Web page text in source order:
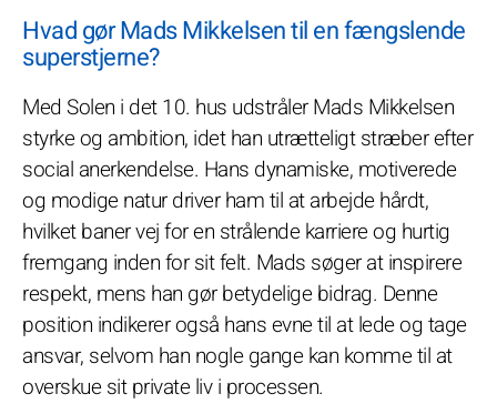
Hvad gør Mads Mikkelsen til en fængslende
superstjerne?
Med Solen i det 10. hus udstråler Mads Mikkelsen
styrke og ambition, idet han utrætteligt stræber efter
social anerkendelse. Hans dynamiske, motiverede
og modige natur driver ham til at arbejde hårdt,
hvilket baner vej for en strålende karriere og hurtig
fremgang inden for sit felt. Mads søger at inspirere
respekt, mens han gør betydelige bidrag. Denne
position indikerer også hans evne til at lede og tage
ansvar, selvom han nogle gange kan komme til at
overskue sit private liv i processen.